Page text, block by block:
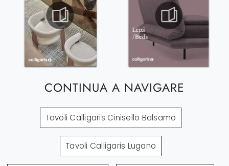
CONTINUA A NAVIGARE
Tavoli Calligaris Cinisello Balsamo
Tavoli Calligaris Lugano